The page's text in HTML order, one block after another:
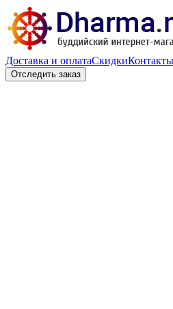
Доставка и оплатаСкидкиКонтакты
Отследить заказ